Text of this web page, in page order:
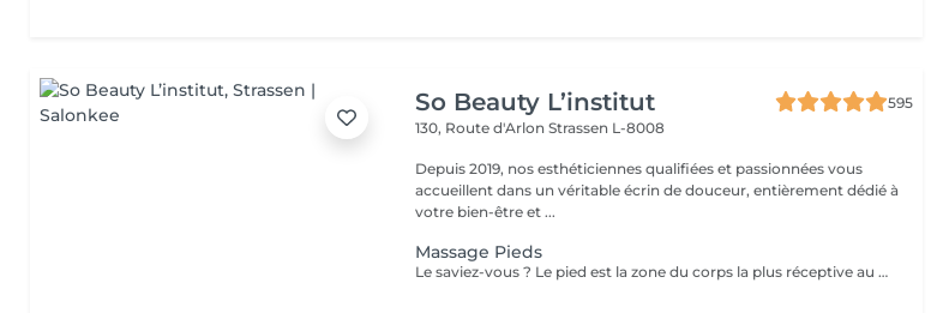
So Beauty L’institut
595
130, Route d'ArlonStrassen L-8008
Depuis 2019, nos esthéticiennes qualifiées et passionnées vous
accueillent dans un véritable écrin de douceur, entièrement dédié à
votre bien-être et ...
Massage Pieds
Le saviez-vous ? Le pied est la zone du corps la plus réceptive au massage. Nous n'y pensons pas assez mais les pieds sont une partie très importante du corps et nécessitent un soin tout particulier ! Supportant toute la charge pondérale ainsi que les agressions extérieures telles que le temps, les chaussures trop serrées, à talons ou simplement le fait de marcher toute la journée, nos pieds sont fortement sollicités ! Les massages des pieds sont donc conseillés et très favorables à notre bien-être général !